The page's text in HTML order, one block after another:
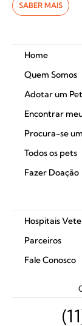
SABER MAIS
Home
Quem Somos
Adotar um Pet
Encontrar
Procura-se
Todos os pets
Fazer Doação
Hospitais
Parceiros
Fale Conosco